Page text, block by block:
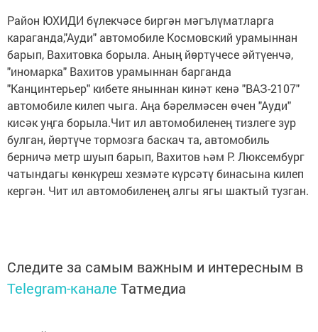
Район ЮХИДИ бүлекчәсе биргән мәгълүматларга
караганда,"Ауди" автомобиле Космовский урамыннан
барып, Вахитовка борыла. Аның йөртүчесе әйтүенчә,
"иномарка" Вахитов урамыннан барганда
"Канцинтерьер" кибете яныннан кинәт кенә "ВАЗ-2107"
автомобиле килеп чыга. Аңа бәрелмәсен өчен "Ауди"
кисәк уңга борыла.Чит ил автомобиленең тизлеге зур
булган, йөртүче тормозга баскач та, автомобиль
берничә метр шуып барып, Вахитов һәм Р. Люксембург
чатындагы көнкүреш хезмәте күрсәтү бинасына килеп
кергән. Чит ил автомобиленең алгы ягы шактый тузган.
Следите за самым важным и интересным в
Telegram-канале Татмедиа